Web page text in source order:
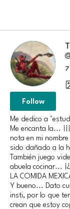
7
Follow
Me dedico a
Me encanta la...
nota en mi
sido dañado a la
También juego
abuela cocinar...
LA COMIDA
Y bueno... Dato
insti, por lo que
crean que estoy